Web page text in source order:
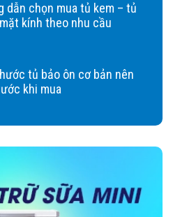
dẫn chọn mua tủ kem – tủ
kính theo nhu cầu
tủ bảo ôn cơ bản nên
khi mua